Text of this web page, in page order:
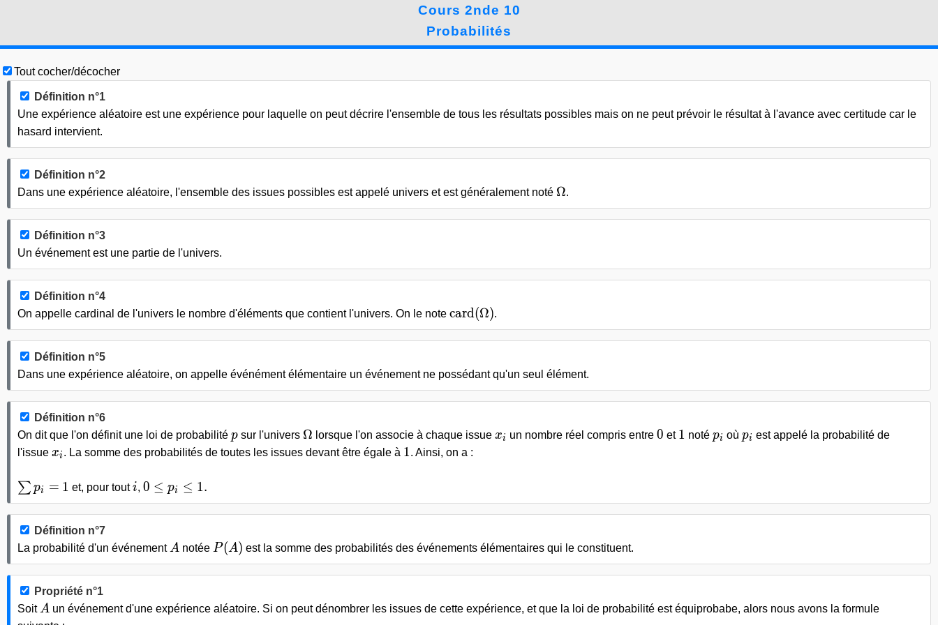
Cours 2nde 10
Probabilités
Tout cocher/décocher
Définition n°1
Une expérience aléatoire est une expérience pour laquelle on peut décrire l'ensemble de tous les résultats possibles mais on ne peut prévoir le résultat à l'avance avec certitude car le
hasard intervient.
Définition n°2
Dans une expérience aléatoire, l'ensemble des issues possibles est appelé univers et est généralement noté \Omega
Ω.
Définition n°3
Un événement est une partie de l'univers.
Définition n°4
On appelle cardinal de l'univers le nombre d'éléments que contient l'univers. On le note \text{card}(\Omega)
card(Ω).
Définition n°5
Dans une expérience aléatoire, on appelle événément élémentaire un événement ne possédant qu'un seul élément.
Définition n°6
On dit que l'on définit une loi de probabilité p
p sur l'univers \Omega
Ω lorsque l'on associe à chaque issue x_i
xi un nombre réel compris entre 0
0 et 1
1 noté p_i
pi où p_i
pi est appelé la probabilité de
l'issue x_i
xi. La somme des probabilités de toutes les issues devant être égale à 1
1. Ainsi, on a :
\sum p_i=
∑ pi = 1
1 et, pour touti
i, 0\leq p_i\leq 1.
0 ≤ pi ≤ 1.
Définition n°7
La probabilité d'un événement A
A notée P(A)
P(A) est la somme des probabilités des événements élémentaires qui le constituent.
Propriété n°1
Soit A
A un événement d'une expérience aléatoire. Si on peut dénombrer les issues de cette expérience, et que la loi de probabilité est équiprobabe, alors nous avons la formule